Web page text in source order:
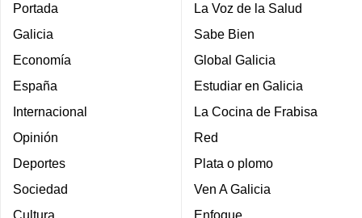
Portada
Galicia
Economía
España
Internacional
Opinión
Deportes
Sociedad
Cultura
La Voz de la Salud
Sabe Bien
Global Galicia
Estudiar en Galicia
La Cocina de Frabisa
Red
Plata o plomo
Ven A Galicia
Enfoque